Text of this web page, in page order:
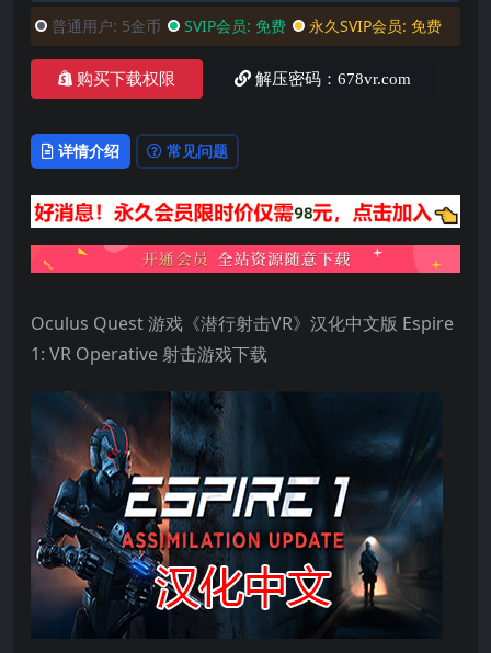
普通用户: 5金币 SVIP会员: 免费 永久SVIP会员: 免费
购买下载权限 解压密码：678vr.com
详情介绍 常见问题
Oculus Quest 游戏《潜行射击VR》汉化中文版 Espire
1: VR Operative 射击游戏下载